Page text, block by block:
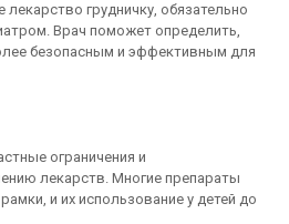
грудничку, обязательно
Врач поможет определить,
безопасным и эффективным для
ограничения и
лекарств. Многие препараты
и их использование у детей до